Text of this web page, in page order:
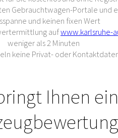
Gebrauchtwagen-Portale und
und keinen fixen Wert
aufwww.karlsruhe-
weniger als 2 Minuten
keine Privat- oder
Ihnen